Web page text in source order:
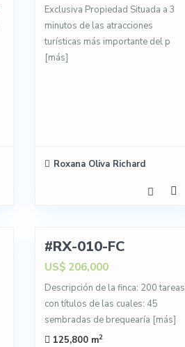
Exclusiva Propiedad Situada a 3
minutos de las atracciones
turísticas más importante del p
[más]
Roxana Oliva Richard
#RX-010-FC
US$ 206,000
Descripción de la finca: 200 tareas
con títulos de las cuales: 45
sembradas de brequearía [más]
125,800 m2